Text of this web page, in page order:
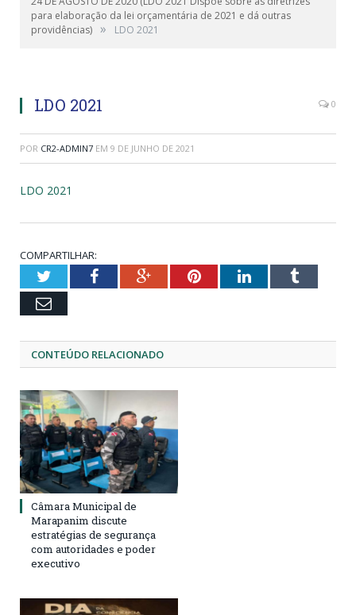
para elaboração da lei orçamentária de 2021 e dá outras
providências) » LDO 2021
LDO 2021 0
POR CR2-ADMIN7 EM 9 DE JUNHO DE 2021
LDO 2021
COMPARTILHAR:
TwitterFacebookGoogle+PinterestLinkedInTumblr
Email
CONTEÚDO RELACIONADO
Câmara Municipal de
Marapanim discute
estratégias de segurança
com autoridades e poder
executivo